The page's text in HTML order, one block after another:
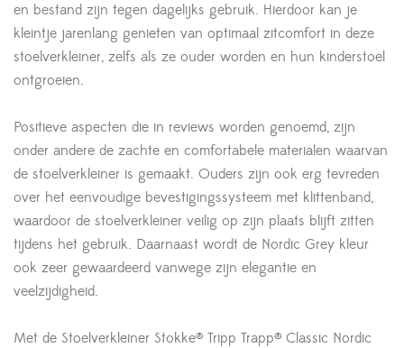
en bestand zijn tegen dagelijks gebruik. Hierdoor kan je
kleintje jarenlang genieten van optimaal zitcomfort in deze
stoelverkleiner, zelfs als ze ouder worden en hun kinderstoel
ontgroeien.
Positieve aspecten die in reviews worden genoemd, zijn
onder andere de zachte en comfortabele materialen waarvan
de stoelverkleiner is gemaakt. Ouders zijn ook erg tevreden
over het eenvoudige bevestigingssysteem met klittenband,
waardoor de stoelverkleiner veilig op zijn plaats blijft zitten
tijdens het gebruik. Daarnaast wordt de Nordic Grey kleur
ook zeer gewaardeerd vanwege zijn elegantie en
veelzijdigheid.
Met de Stoelverkleiner Stokke® Tripp Trapp® Classic Nordic